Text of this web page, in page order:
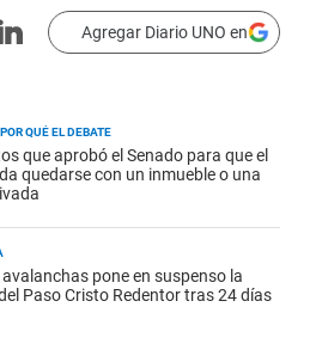
Agregar Diario UNO en
QUÉ EL DEBATE
que aprobó el Senado para que el
quedarse con un inmueble o una
avalanchas pone en suspenso la
Paso Cristo Redentor tras 24 días